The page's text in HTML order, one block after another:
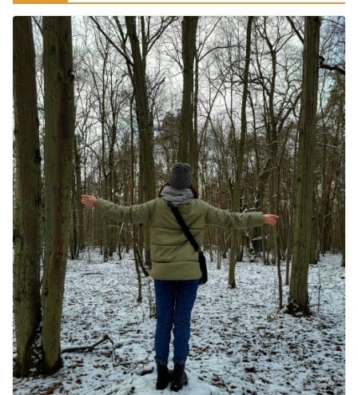
वजन घटाने के लिए 8 बेहतरीन वॉकिंग एक्सरसाइज: 1 महीने में पाएं 3-4
किलो कम वजन
July 31, 2026 1 Comment
16 ज़रूरी कीबोर्ड शॉर्टकट्स जो आपकी
उत्पादकता को दोगुना कर देंगे
August 7, 2026 0 Comments